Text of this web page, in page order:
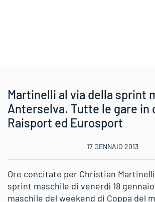
Martinelli al via della sprint
Anterselva. Tutte le gare in
Raisport ed Eurosport
17 GENNAIO 2013
Ore concitate per Christian
sprint maschile di venerdì 18
maschile del weekend di Coppa del